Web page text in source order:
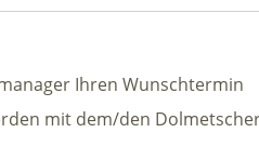
Ihren Wunschtermin
mit dem/den